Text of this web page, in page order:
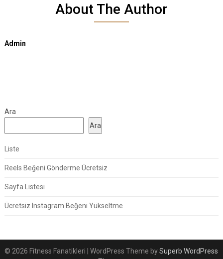
About The Author
Admin
Ara
Ara
Liste
Reels Beğeni Gönderme Ücretsiz
Sayfa Listesi
Ücretsiz Instagram Beğeni Yükseltme
© 2026 Fitness Fanatikleri | WordPress Theme bySuperb WordPress